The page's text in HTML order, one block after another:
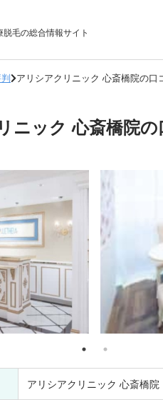
毛の総合情報サイト
アリシアクリニック 心斎橋院の口
ニック 心斎橋院
アリシアクリニック 心斎橋院